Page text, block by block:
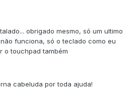
obrigado mesmo, só um ultimo
funciona, só o teclado como eu
o touchpad também
cabeluda por toda ajuda!